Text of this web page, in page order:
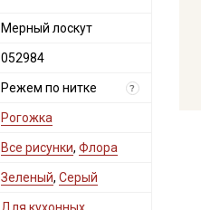
Мерный лоскут
052984
Режем по нитке ?
Рогожка
Все рисунки, Флора
Зеленый, Серый